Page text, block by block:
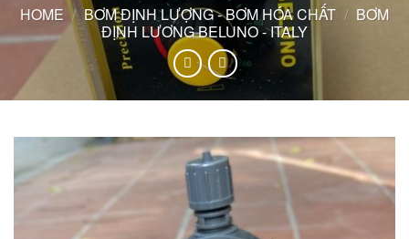
HOME / BƠM ĐỊNH LƯỢNG - BƠM HÓA CHẤT / BƠM
ĐỊNH LƯƠNG BELUNO - ITALY